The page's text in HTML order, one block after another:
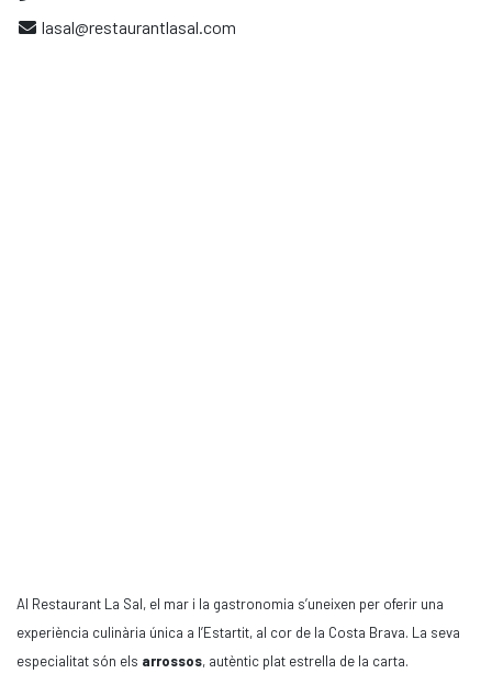
lasal@restaurantlasal.com
Al Restaurant La Sal, el mar i la gastronomia s’uneixen per oferir una
experiència culinària única a l’Estartit, al cor de la Costa Brava. La seva
especialitat són els arrossos, autèntic plat estrella de la carta.